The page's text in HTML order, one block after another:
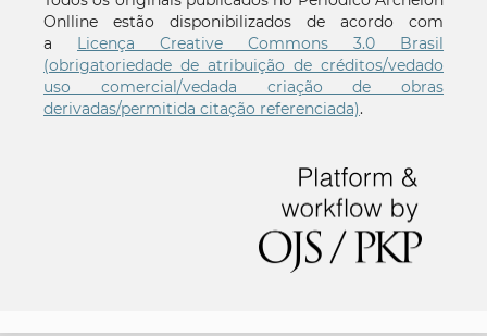
Onlline estão disponibilizados de acordo com
a Licença Creative Commons 3.0 Brasil
(obrigatoriedade de atribuição de créditos/vedado
uso comercial/vedada criação de obras
derivadas/permitida citação referenciada).